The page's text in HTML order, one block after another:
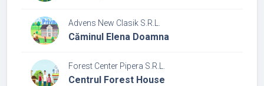
Advens New Clasik S.R.L.
Căminul Elena Doamna
Forest Center Pipera S.R.L.
Centrul Forest House